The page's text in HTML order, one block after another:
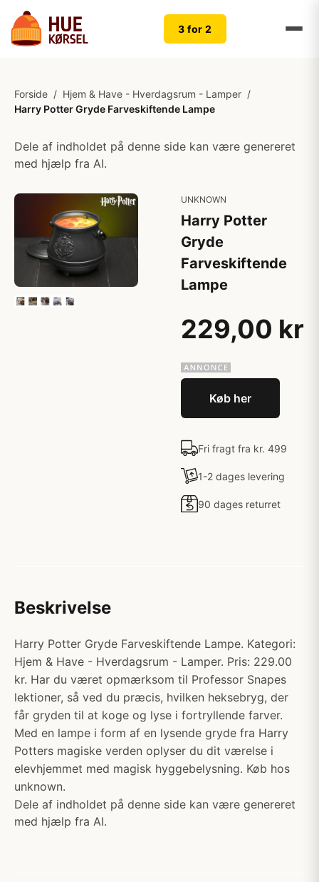
3 for 2
Forside / Hjem & Have - Hverdagsrum - Lamper /
Harry Potter Gryde Farveskiftende Lampe
Dele af indholdet på denne side kan være genereret
med hjælp fra AI.
UNKNOWN
Harry Potter
Gryde
Farveskiftende
Lampe
229,00 kr
Køb her
Fri fragt fra kr. 499
1-2 dages levering
90 dages returret
Beskrivelse
Harry Potter Gryde Farveskiftende Lampe. Kategori:
Hjem & Have - Hverdagsrum - Lamper. Pris: 229.00
kr. Har du været opmærksom til Professor Snapes
lektioner, så ved du præcis, hvilken heksebryg, der
får gryden til at koge og lyse i fortryllende farver.
Med en lampe i form af en lysende gryde fra Harry
Potters magiske verden oplyser du dit værelse i
elevhjemmet med magisk hyggebelysning. Køb hos
unknown.
Dele af indholdet på denne side kan være genereret
med hjælp fra AI.